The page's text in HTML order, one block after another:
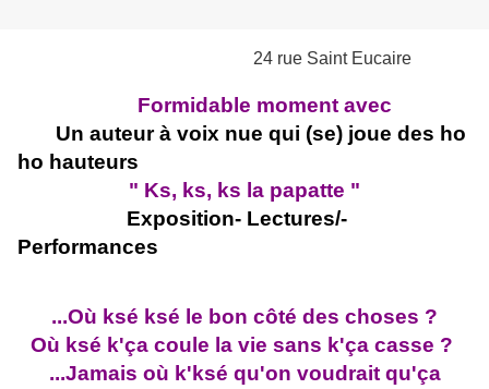
24 rue Saint Eucaire
Formidable moment avec
Un auteur à voix nue qui (se) joue des ho
ho hauteurs
" Ks, ks, ks la papatte "
Exposition- Lectures/-
Performances
...Où ksé ksé le bon côté des choses ?
Où ksé k'ça coule la vie sans k'ça casse ?
...Jamais où k'ksé qu'on voudrait qu'ça